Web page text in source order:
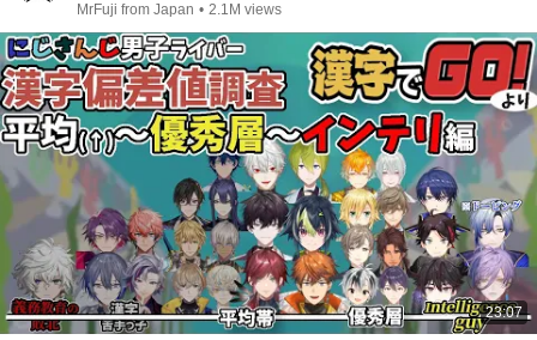
MrFuji from Japan • 2.1M views
23:07